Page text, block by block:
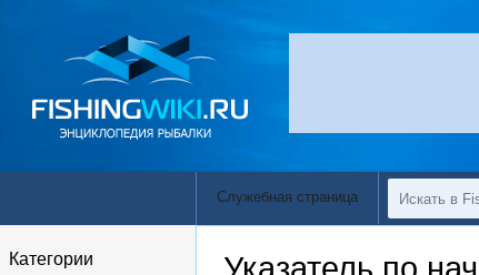
Служебная страница
Категории